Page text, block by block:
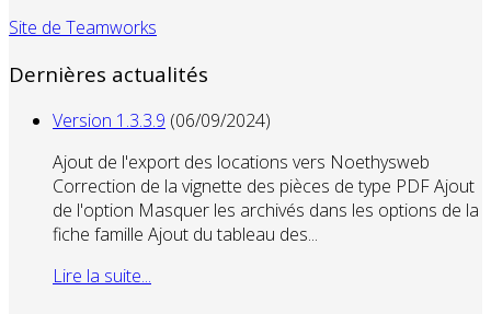
Site de Teamworks
Dernières actualités
Version 1.3.3.9 (06/09/2024)
Ajout de l'export des locations vers Noethysweb
Correction de la vignette des pièces de type PDF Ajout
de l'option Masquer les archivés dans les options de la
fiche famille Ajout du tableau des...
Lire la suite...